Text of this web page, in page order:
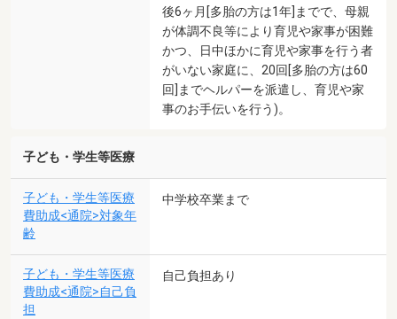
後6ヶ月[多胎の方は1年]までで、母親
が体調不良等により育児や家事が困難
かつ、日中ほかに育児や家事を行う者
がいない家庭に、20回[多胎の方は60
回]までヘルパーを派遣し、育児や家
事のお手伝いを行う)。
子ども・学生等医療
子ども・学生等医療
費助成<通院>対象年
齢
中学校卒業まで
子ども・学生等医療
費助成<通院>自己負
担
自己負担あり